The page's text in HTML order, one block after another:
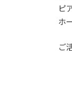
ピ
ホ
ご